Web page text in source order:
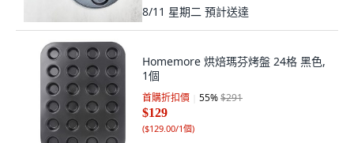
8/11 星期二 預計送達
Homemore 烘焙瑪芬烤盤 24格 黑色,
1個
首購折扣價 55%$291
$129
($129.00/1個)